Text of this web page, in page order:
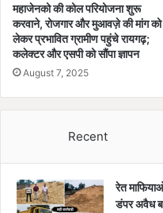
महाजेनको की कोल परियोजना शुरू
करवाने, रोजगार और मुआवज़े की मांग को
लेकर प्रभावित ग्रामीण पहुंचे रायगढ़;
कलेक्टर और एसपी को सौंपा ज्ञापन
August 7, 2025
Recent
रेत
डंपर अवैध